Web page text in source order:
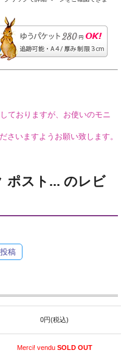
ておりますが、お使いのモニ
いますようお願い致します。
ポスト... のレビ
稿
0円(税込)
Merci! venduSOLD OUT